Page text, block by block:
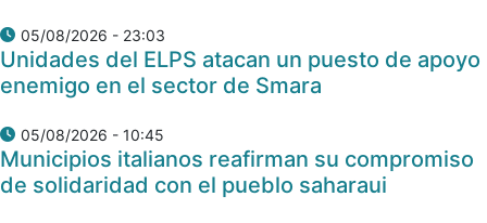
05/08/2026 - 23:03
Unidades del ELPS atacan un puesto de apoyo
enemigo en el sector de Smara
05/08/2026 - 10:45
Municipios italianos reafirman su compromiso
de solidaridad con el pueblo saharaui